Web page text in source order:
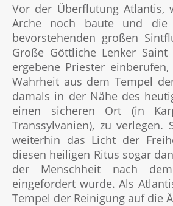
Vor der Überflutung Atlantis,
Arche noch baute und die
bevorstehenden großen
Große Göttliche Lenker
ergebene Priester
Wahrheit aus dem Tempel
damals in der Nähe des
einen sicheren Ort (in
Transsylvanien), zu
weiterhin das Licht der
diesen heiligen Ritus sogar
der Menschheit nach
eingefordert wurde. Als
Tempel der Reinigung auf die